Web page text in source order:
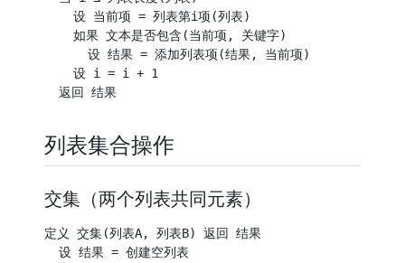
    设 当前项 = 列表第i项(列表)
    如果 文本是否包含(当前项, 关键字)
      设 结果 = 添加列表项(结果, 当前项)
    设 i = i + 1
  返回 结果
列表集合操作
交集（两个列表共同元素）
定义 交集(列表A, 列表B) 返回 结果
  设 结果 = 创建空列表